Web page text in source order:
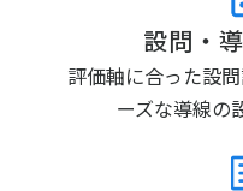
設問・
評価軸に合った設
ーズな導線の